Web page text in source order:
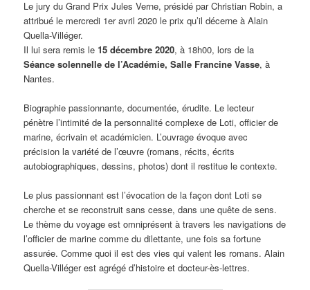
Le jury du Grand Prix Jules Verne, présidé par Christian Robin, a
attribué le mercredi 1er avril 2020 le prix qu’il décerne à Alain
Quella-Villéger.
Il lui sera remis le15 décembre 2020, à 18h00, lors de la
Séance solennelle de l’Académie, Salle Francine Vasse, à
Nantes.
Biographie passionnante, documentée, érudite. Le lecteur
pénètre l’intimité de la personnalité complexe de Loti, officier de
marine, écrivain et académicien. L’ouvrage évoque avec
précision la variété de l’œuvre (romans, récits, écrits
autobiographiques, dessins, photos) dont il restitue le contexte.
Le plus passionnant est l’évocation de la façon dont Loti se
cherche et se reconstruit sans cesse, dans une quête de sens.
Le thème du voyage est omniprésent à travers les navigations de
l’officier de marine comme du dilettante, une fois sa fortune
assurée. Comme quoi il est des vies qui valent les romans. Alain
Quella-Villéger est agrégé d’histoire et docteur-ès-lettres.